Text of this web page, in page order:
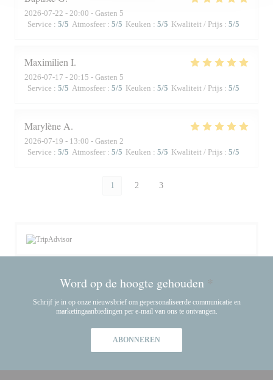
2026-07-22 - 20:00 - Gasten 5
Service : 5/5 Atmosfeer : 5/5 Keuken : 5/5 Kwaliteit / Prijs : 5/5
Maximilien I
2026-07-17 - 20:15 - Gasten 5
Service : 5/5 Atmosfeer : 5/5 Keuken : 5/5 Kwaliteit / Prijs : 5/5
Marylène A
2026-07-19 - 13:00 - Gasten 2
Service : 5/5 Atmosfeer : 5/5 Keuken : 5/5 Kwaliteit / Prijs : 5/5
1 2 3
Word op de hoogte gehouden *
Schrijf je in op onze nieuwsbrief om gepersonaliseerde communicatie en
marketingaanbiedingen per e-mail van ons te ontvangen.
ABONNEREN